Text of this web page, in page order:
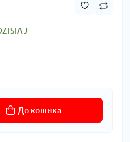
До кошика